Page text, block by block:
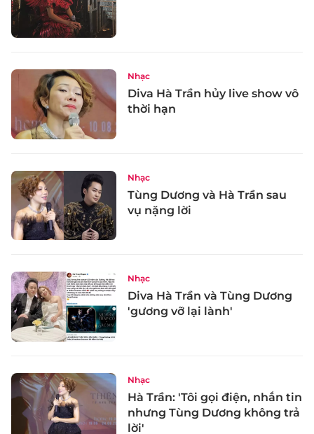
Nhạc
Diva Hà Trần hủy live show vô
thời hạn
Nhạc
Tùng Dương và Hà Trần sau
vụ nặng lời
Nhạc
Diva Hà Trần và Tùng Dương
'gương vỡ lại lành'
Nhạc
Hà Trần: 'Tôi gọi điện, nhắn tin
nhưng Tùng Dương không trả
lời'